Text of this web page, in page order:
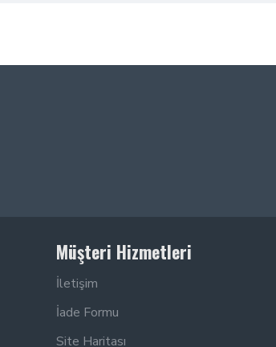
Müşteri Hizmetleri
İletişim
İade Formu
Site Haritası